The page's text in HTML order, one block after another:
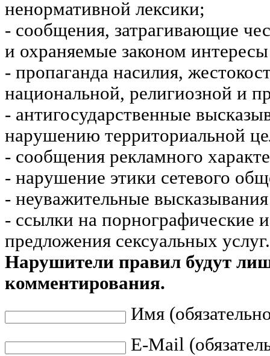
ненормативной лексики;
- сообщения, затрагивающие
и охраняемые законом
- пропаганда насилия,
национальной, религиозной и
- антигосударственные
нарушению территориальной
- сообщения рекламного
- нарушение этики сетевого
- неуважительные
- ссылки на порнографические
предложения сексуальных услуг.
Нарушители правил будут
комментирования.
Имя
E-Mail